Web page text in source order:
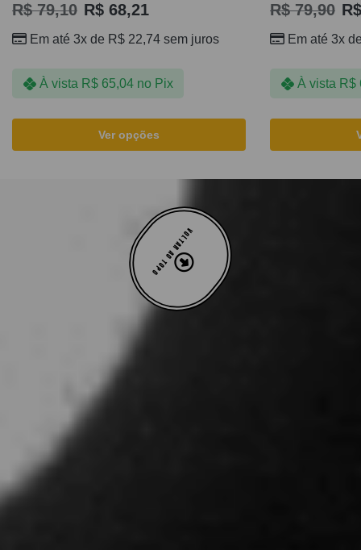
R$79,10 R$ 68,21
Em até 3x de R$ 22,74 sem juros
À vista R$65,04 no Pix
Ver opções
R$79,90 R$
Em até 3x
À vista R$
VOLTAR AO TOPO